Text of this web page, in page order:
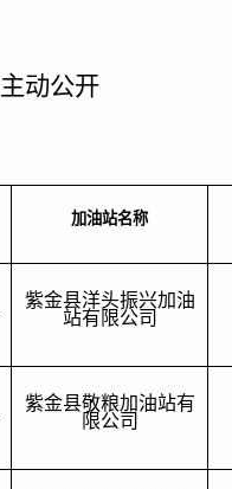
主动公开
加油站名称
紫金县洋头振兴加油
站有限公司
紫金县敬粮加油站有
限公司